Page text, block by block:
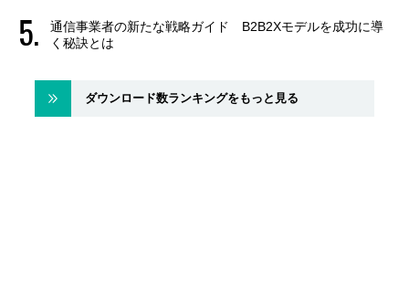
通信事業者の新たな戦略ガイド B2B2Xモデルを成功に導
く秘訣とは
ダウンロード数ランキングをもっと見る